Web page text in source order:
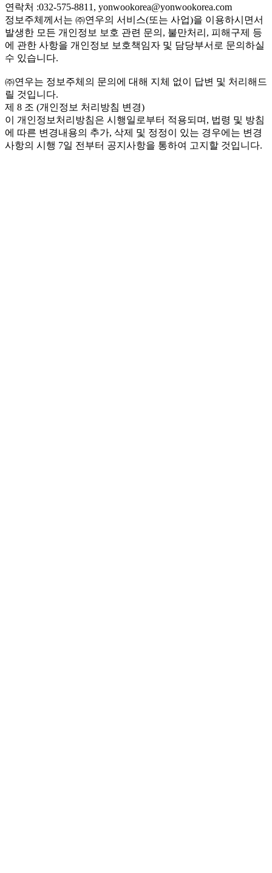
연락처 :032-575-8811, yonwookorea@yonwookorea.com
정보주체께서는 ㈜연우의 서비스(또는 사업)을 이용하시면서
발생한 모든 개인정보 보호 관련 문의, 불만처리, 피해구제 등
에 관한 사항을 개인정보 보호책임자 및 담당부서로 문의하실
수 있습니다.
㈜연우는 정보주체의 문의에 대해 지체 없이 답변 및 처리해드
릴 것입니다.
제 8 조 (개인정보 처리방침 변경)
이 개인정보처리방침은 시행일로부터 적용되며, 법령 및 방침
에 따른 변경내용의 추가, 삭제 및 정정이 있는 경우에는 변경
사항의 시행 7일 전부터 공지사항을 통하여 고지할 것입니다.